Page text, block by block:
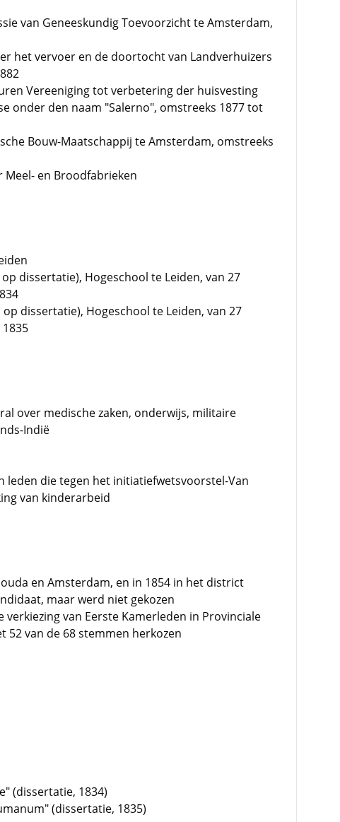
van Geneeskundig Toevoorzicht te Amsterdam,
het vervoer en de doortocht van Landverhuizers
Vereeniging tot verbetering der huisvesting
onder den naam "Salerno", omstreeks 1877 tot
Bouw-Maatschappij te Amsterdam, omstreeks
en Broodfabrieken
dissertatie), Hogeschool te Leiden, van 27
dissertatie), Hogeschool te Leiden, van 27
over medische zaken, onderwijs, militaire
Indië
leden die tegen het initiatiefwetsvoorstel-Van
van kinderarbeid
en Amsterdam, en in 1854 in het district
maar werd niet gekozen
verkiezing van Eerste Kamerleden in Provinciale
52 van de 68 stemmen herkozen
(dissertatie, 1834)
(dissertatie, 1835)